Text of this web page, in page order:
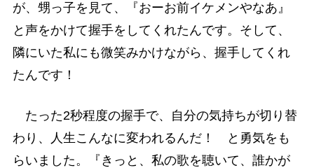
が、甥っ子を見て、『おーお前イケメンやなあ』
と声をかけて握手をしてくれたんです。そして、
隣にいた私にも微笑みかけながら、握手してくれ
たんです！
たった2秒程度の握手で、自分の気持ちが切り替
わり、人生こんなに変われるんだ！ と勇気をも
らいました。『きっと、私の歌を聴いて、誰かが